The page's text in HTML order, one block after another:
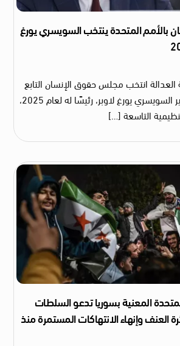
المتحدة ينتخب السويسري يورغ
انتخب مجلس حقوق الإنسان التابع
للأمم المتحدة، السفير السويسري يورغ لاوبر، رئيسًا له لعام 2025،
التاسعة […]
المعنية بسوريا تدعو السلطات
العنف وإنهاء الانتهاكات المستمرة منذ